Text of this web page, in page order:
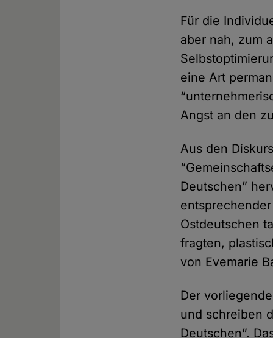
Für die
aber nah, zum
eine Art
Angst an den
Aus den
Deutschen”
Ostdeutschen
fragten,
von Evemarie
Der
und schreiben
Deutschen”.